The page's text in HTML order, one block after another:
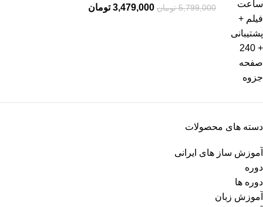
5,799,000 تومان 3,479,000 تومان
دسته های محصولات
آموزش ساز های ایرانی
دوره
دوره ها
آموزش زبان